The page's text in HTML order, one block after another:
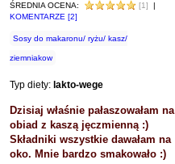
ŚREDNIA OCENA: [1]
|
KOMENTARZE [2]
Sosy do makaronu/ ryżu/ kasz/
ziemniakow
Typ diety: lakto-wege
Dzisiaj właśnie pałaszowałam na
obiad z kaszą jęczmienną :)
Składniki wszystkie dawałam na
oko. Mnie bardzo smakowało :)